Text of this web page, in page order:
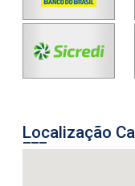
Localização